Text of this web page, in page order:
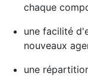
chaque
une facilité
nouveaux
une